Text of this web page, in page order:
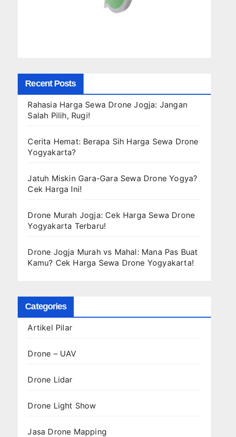
Recent Posts
Rahasia Harga Sewa Drone Jogja: Jangan
Salah Pilih, Rugi!
Cerita Hemat: Berapa Sih Harga Sewa Drone
Yogyakarta?
Jatuh Miskin Gara-Gara Sewa Drone Yogya?
Cek Harga Ini!
Drone Murah Jogja: Cek Harga Sewa Drone
Yogyakarta Terbaru!
Drone Jogja Murah vs Mahal: Mana Pas Buat
Kamu? Cek Harga Sewa Drone Yogyakarta!
Categories
Artikel Pilar
Drone – UAV
Drone Lidar
Drone Light Show
Jasa Drone Mapping